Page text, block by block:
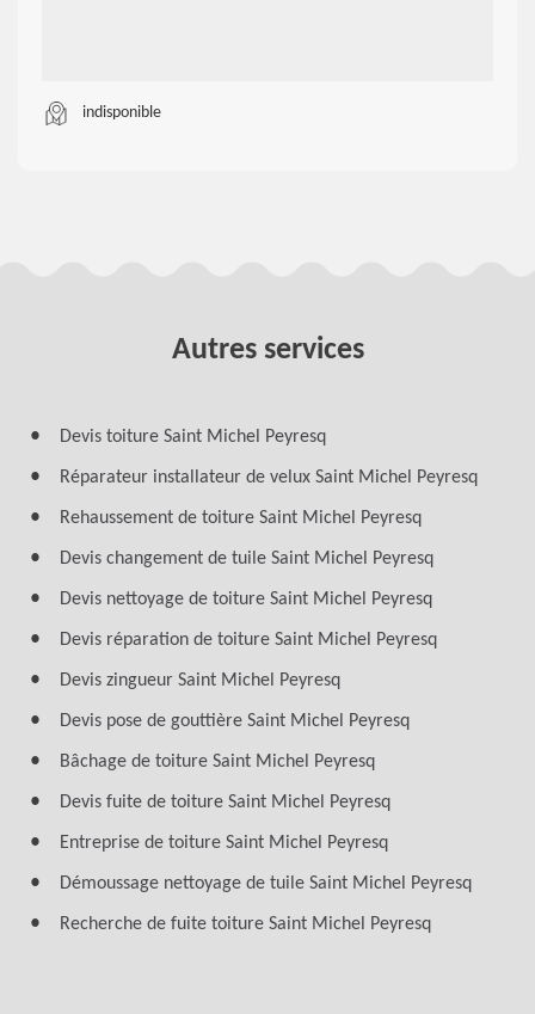
indisponible
Autres services
Devis toiture Saint Michel Peyresq
Réparateur installateur de velux Saint Michel Peyresq
Rehaussement de toiture Saint Michel Peyresq
Devis changement de tuile Saint Michel Peyresq
Devis nettoyage de toiture Saint Michel Peyresq
Devis réparation de toiture Saint Michel Peyresq
Devis zingueur Saint Michel Peyresq
Devis pose de gouttière Saint Michel Peyresq
Bâchage de toiture Saint Michel Peyresq
Devis fuite de toiture Saint Michel Peyresq
Entreprise de toiture Saint Michel Peyresq
Démoussage nettoyage de tuile Saint Michel Peyresq
Recherche de fuite toiture Saint Michel Peyresq